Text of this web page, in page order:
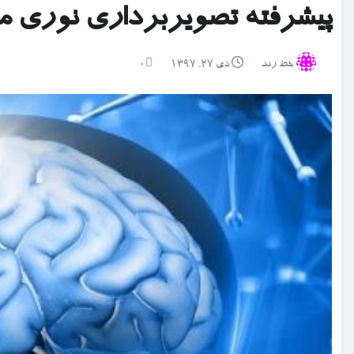
پیشرفته تصویربرداری نوری
خط رند دی ۲۷, ۱۳۹۷ 0